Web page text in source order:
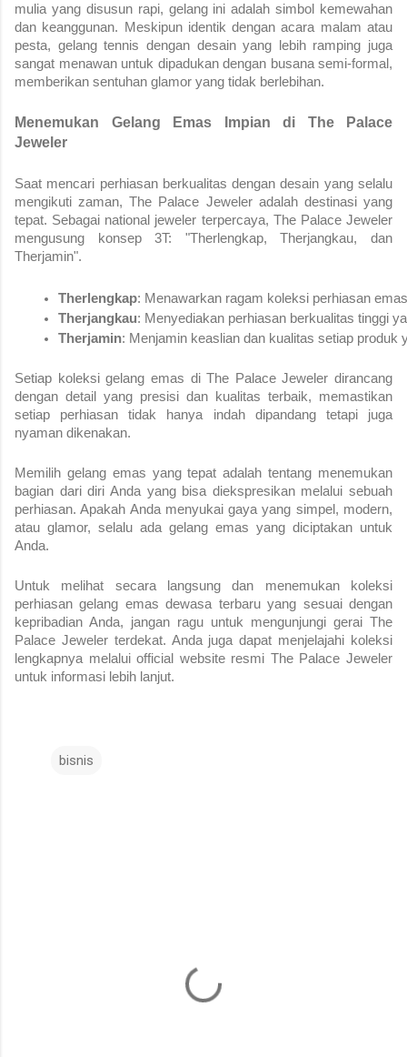
mulia yang disusun rapi, gelang ini adalah simbol kemewahan
dan keanggunan. Meskipun identik dengan acara malam atau
pesta, gelang tennis dengan desain yang lebih ramping juga
sangat menawan untuk dipadukan dengan busana semi-formal,
memberikan sentuhan glamor yang tidak berlebihan.
Menemukan Gelang Emas Impian di The Palace
Jeweler
Saat mencari perhiasan berkualitas dengan desain yang selalu
mengikuti zaman, The Palace Jeweler adalah destinasi yang
tepat. Sebagai national jeweler terpercaya, The Palace Jeweler
mengusung konsep 3T: "Therlengkap, Therjangkau, dan
Therjamin".
Therlengkap: Menawarkan ragam koleksi perhiasan
Therjangkau: Menyediakan perhiasan berkualitas tinggi
Therjamin: Menjamin keaslian dan kualitas setiap
Setiap koleksi gelang emas di The Palace Jeweler dirancang
dengan detail yang presisi dan kualitas terbaik, memastikan
setiap perhiasan tidak hanya indah dipandang tetapi juga
nyaman dikenakan.
Memilih gelang emas yang tepat adalah tentang menemukan
bagian dari diri Anda yang bisa diekspresikan melalui sebuah
perhiasan. Apakah Anda menyukai gaya yang simpel, modern,
atau glamor, selalu ada gelang emas yang diciptakan untuk
Anda.
Untuk melihat secara langsung dan menemukan koleksi
perhiasan gelang emas dewasa terbaru yang sesuai dengan
kepribadian Anda, jangan ragu untuk mengunjungi gerai The
Palace Jeweler terdekat. Anda juga dapat menjelajahi koleksi
lengkapnya melalui official website resmi The Palace Jeweler
untuk informasi lebih lanjut.
bisnis